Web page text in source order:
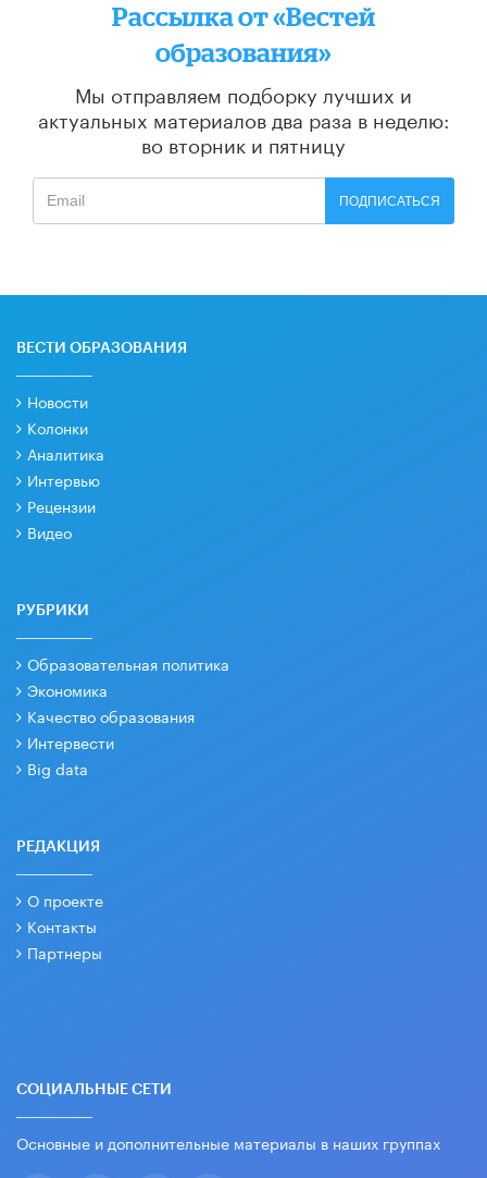
Рассылка от «Вестей
образования»
Мы отправляем подборку лучших и
актуальных материалов два раза в неделю:
во вторник и пятницу
ПОДПИСАТЬСЯ
ВЕСТИ ОБРАЗОВАНИЯ
Новости
Колонки
Аналитика
Интервью
Рецензии
Видео
РУБРИКИ
Образовательная политика
Экономика
Качество образования
Интервести
Big data
РЕДАКЦИЯ
О проекте
Контакты
Партнеры
СОЦИАЛЬНЫЕ СЕТИ
Основные и дополнительные материалы в наших группах